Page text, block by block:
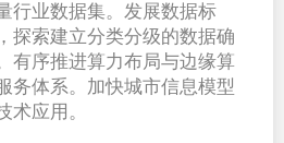
行业数据集。发展数据标
探索建立分类分级的数据确
有序推进算力布局与边缘算
务体系。加快城市信息模型
术应用。